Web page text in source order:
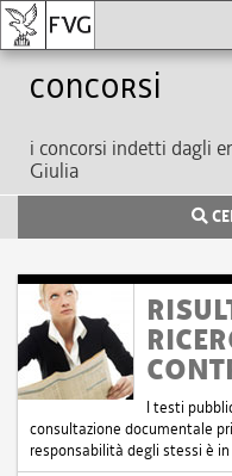
Concorsi
i concorsi indetti dagli
Giulia
I testi
consultazione documentale
responsabilità degli stessi è